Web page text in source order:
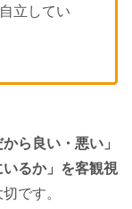
立してい
から良い・悪い」
るか」を客観視
です。